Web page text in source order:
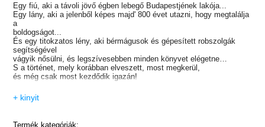
Egy fiú, aki a távoli jövő égben lebegő Budapestjének lakója...
Egy lány, aki a jelenből képes majd' 800 évet utazni, hogy megtalálja
a
boldogságot...
És egy titokzatos lény, aki bérmágusok és gépesített robszolgák
segítségével
vágyik nősülni, és legszívesebben minden könyvet elégetne…
S a történet, mely korábban elveszett, most megkerül,
és még csak most kezdődik igazán!
+ kinyit
Termék kategóriák: